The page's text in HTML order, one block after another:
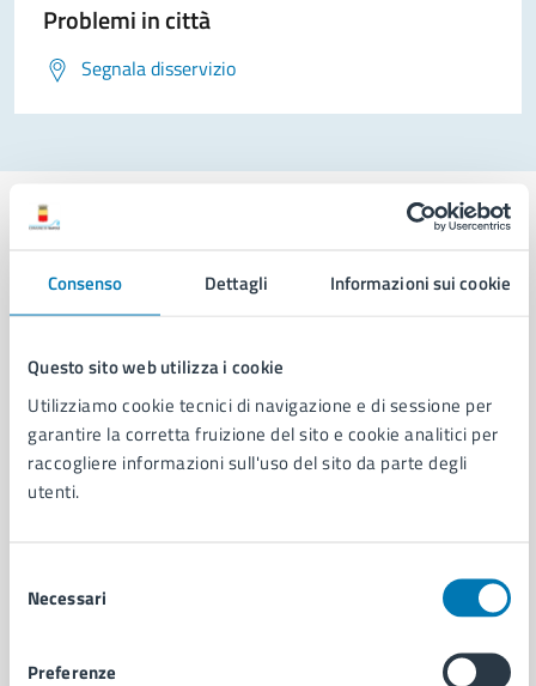
Consenso Dettagli Informazioni sui cookie
Questo sito web utilizza i cookie
Utilizziamo cookie tecnici di navigazione e di sessione per
garantire la corretta fruizione del sito e cookie analitici per
raccogliere informazioni sull'uso del sito da parte degli
utenti.
delNecessari
Preferenze
Problemi in città
Segnala disservizio
Comune di Napoli
AMMINISTRAZIONE
Aree amministrative
Organi di governo
Municipalità
Uffici
Personale amministrativo
Documenti e dati